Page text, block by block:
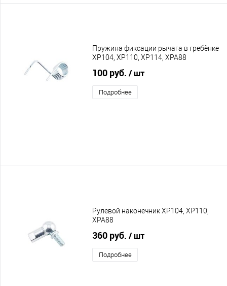
Пружина фиксации рычага в гребёнке
XP104, XP110, XP114, XPA88
100 руб. / шт
Подробнее
Рулевой наконечник XP104, XP110,
XPA88
360 руб. / шт
Подробнее